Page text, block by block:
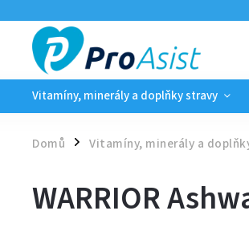
Vitamíny, minerály a doplňky stravy
Domů / Vitamíny, minerály a
WARRIOR